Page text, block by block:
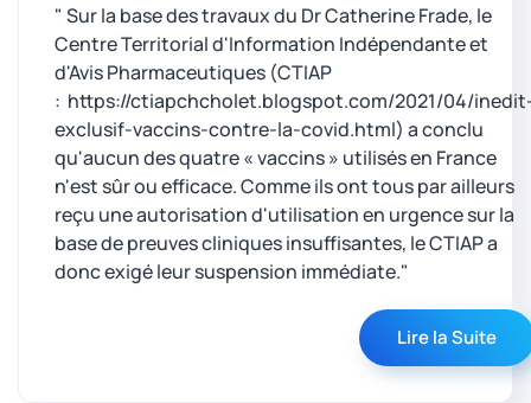
" Sur la base des travaux du Dr Catherine Frade, le
Centre Territorial d'Information Indépendante et
d'Avis Pharmaceutiques (CTIAP
: https://ctiapchcholet.blogspot.com/2021/04/
exclusif-vaccins-contre-la-covid.html) a conclu
qu'aucun des quatre « vaccins » utilisés en France
n'est sûr ou efficace. Comme ils ont tous par ailleurs
reçu une autorisation d'utilisation en urgence sur la
base de preuves cliniques insuffisantes, le CTIAP a
donc exigé leur suspension immédiate."
Lire la Suite